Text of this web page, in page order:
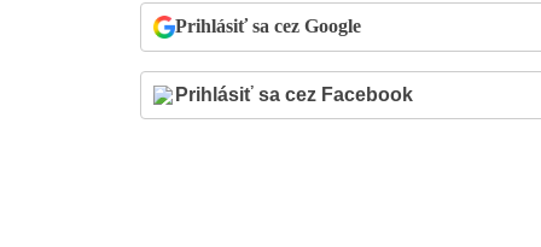
Prihlásiť sa cez Google